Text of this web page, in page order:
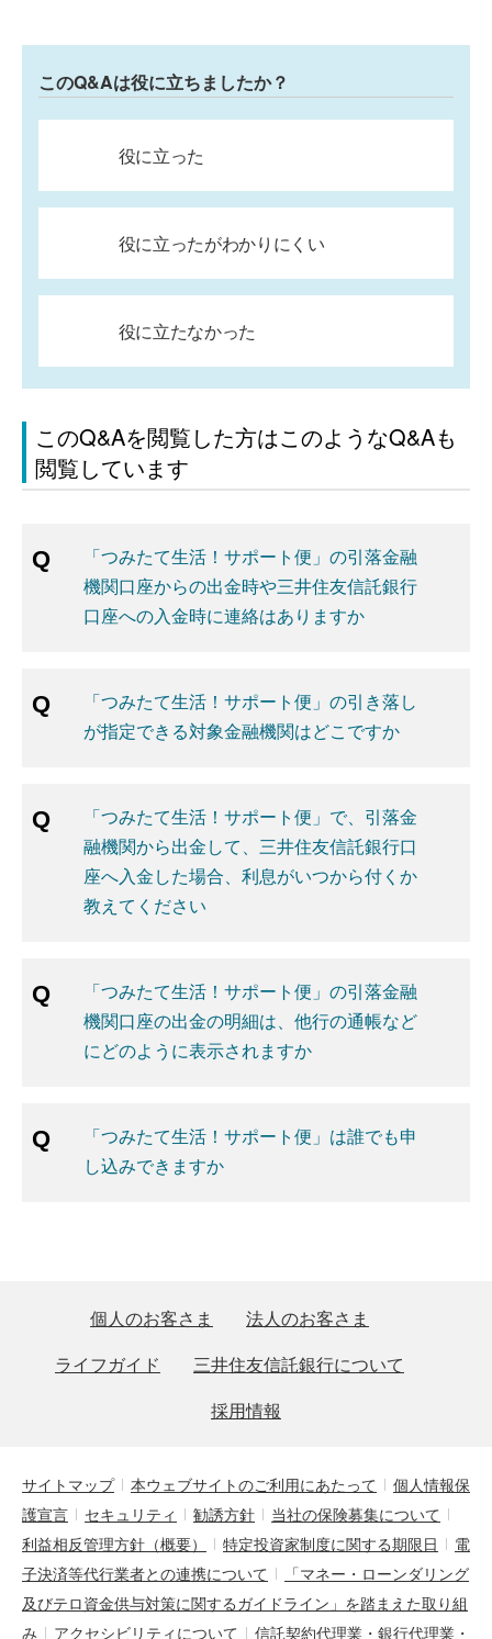
このQ&Aは役に立ちましたか？
役に立った
役に立ったがわかりにくい
役に立たなかった
このQ&Aを閲覧した方はこのようなQ&Aも
閲覧しています
「つみたて生活！サポート便」の引落金融
機関口座からの出金時や三井住友信託銀行
口座への入金時に連絡はありますか
「つみたて生活！サポート便」の引き落し
が指定できる対象金融機関はどこですか
「つみたて生活！サポート便」で、引落金
融機関から出金して、三井住友信託銀行口
座へ入金した場合、利息がいつから付くか
教えてください
「つみたて生活！サポート便」の引落金融
機関口座の出金の明細は、他行の通帳など
にどのように表示されますか
「つみたて生活！サポート便」は誰でも申
し込みできますか
個人のお客さま
法人のお客さま
ライフガイド
三井住友信託銀行について
採用情報
サイトマップ 本ウェブサイトのご利用にあたって
個人情報保
護宣言
セキュリティ 勧誘方針
当社の保険募集について
利益相反管理方針（概要）
特定投資家制度に関する期限日
電
子決済等代行業者との連携について
「マネー・ローンダリング
及びテロ資金供与対策に関するガイドライン」を踏まえた取り組
み
アクセシビリティについて 信託契約代理業・銀行代理業・